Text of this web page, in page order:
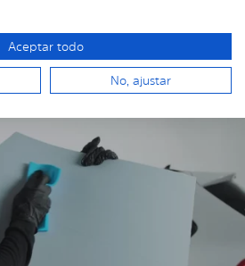
solares en el
Aceptar todo
No, ajustar